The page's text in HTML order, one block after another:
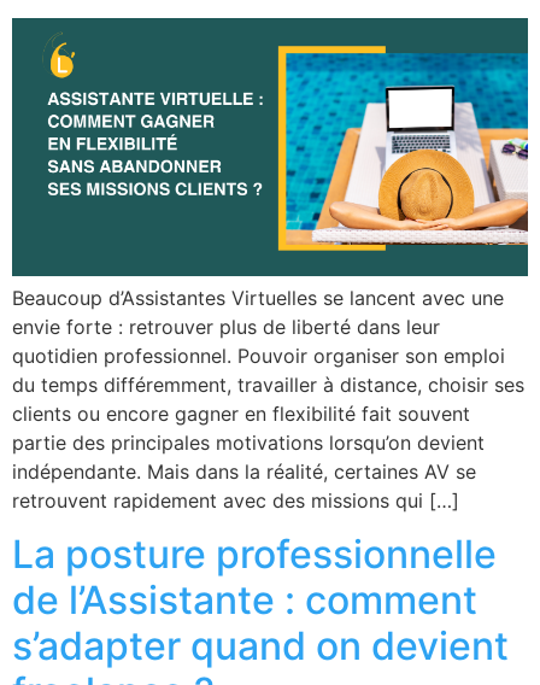
Beaucoup d’Assistantes Virtuelles se lancent avec une
envie forte : retrouver plus de liberté dans leur
quotidien professionnel. Pouvoir organiser son emploi
du temps différemment, travailler à distance, choisir ses
clients ou encore gagner en flexibilité fait souvent
partie des principales motivations lorsqu’on devient
indépendante. Mais dans la réalité, certaines AV se
retrouvent rapidement avec des missions qui […]
La posture professionnelle
de l’Assistante : comment
s’adapter quand on devient